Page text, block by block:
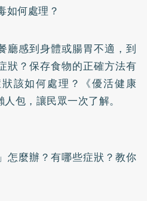
如何處理？
廳感到身體或腸胃不適，到
狀？保存食物的正確方法有
該如何處理？《優活健康
包，讓民眾一次了解。
怎麼辦？有哪些症狀？教你